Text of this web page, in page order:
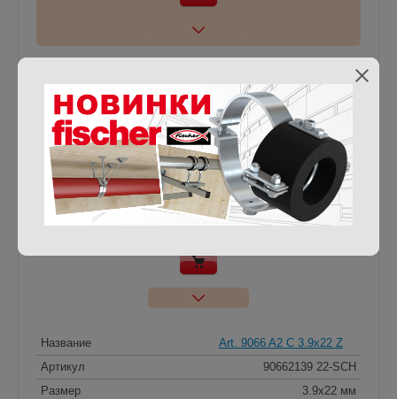
Артикул
90662139 19-SCH
Размер
3.9x19 мм
Упаковка
1000 шт
Материал
нерж. сталь A2
Цена, руб.
8.39 / шт
Кол-во - +
Название
Art. 9066 A2 C 3.9x22 Z
Артикул
90662139 22-SCH
Размер
3.9x22 мм